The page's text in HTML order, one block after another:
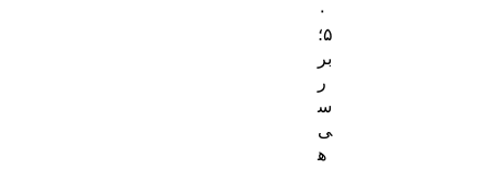
۰
۵؛
بر
ر
س
ی
ه